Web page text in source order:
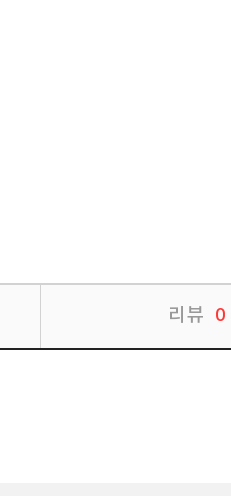
리뷰 0